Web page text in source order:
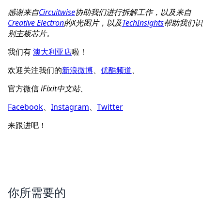
感谢来自Circuitwise协助我们进行拆解工作，以及来自
Creative Electron的X光图片，以及TechInsights帮助我们识
别主板芯片。
我们有澳大利亚店啦！
欢迎关注我们的新浪微博、 优酷频道、
官方微信iFixit中文站、
Facebook、 Instagram、 Twitter
来跟进吧！
你所需要的